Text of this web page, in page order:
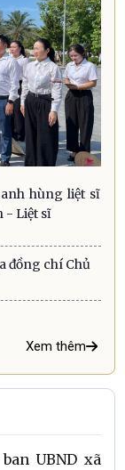
hùng liệt sĩ
- Liệt sĩ
đồng chí Chủ
Xem thêm
UBND xã